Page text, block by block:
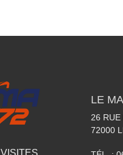
LE
26 RUE
72000